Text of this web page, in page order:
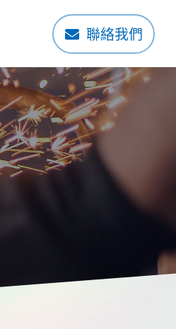
聯絡我們